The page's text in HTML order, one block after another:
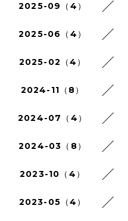
2025-09（4）
2025-06（4）
2025-02（4）
2024-11（8）
2024-07（4）
2024-03（8）
2023-10（4）
2023-05（4）